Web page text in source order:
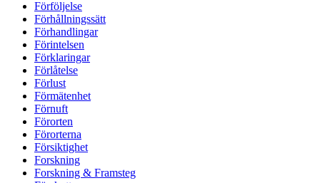
Förföljelse
Förhållningssätt
Förhandlingar
Förintelsen
Förklaringar
Förlåtelse
Förlust
Förmätenhet
Förnuft
Förorten
Förorterna
Försiktighet
Forskning
Forskning & Framsteg